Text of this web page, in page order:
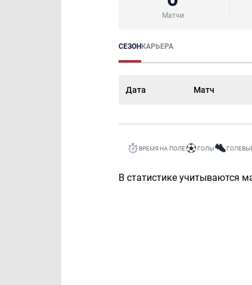
Матчи
СЕЗОНКАРЬЕРА
Дата Матч
ВРЕМЯ НА ПОЛЕ ГОЛЫ
В статистике учитываются